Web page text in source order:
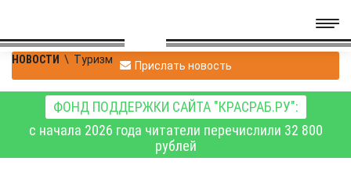
НОВОСТИ \ Туризм Прислать новость
ФОНД ПОДДЕРЖКИ САЙТА "КРАСРАБ.РУ":
с начала 2026 года читатели перечислили 32 800
рублей